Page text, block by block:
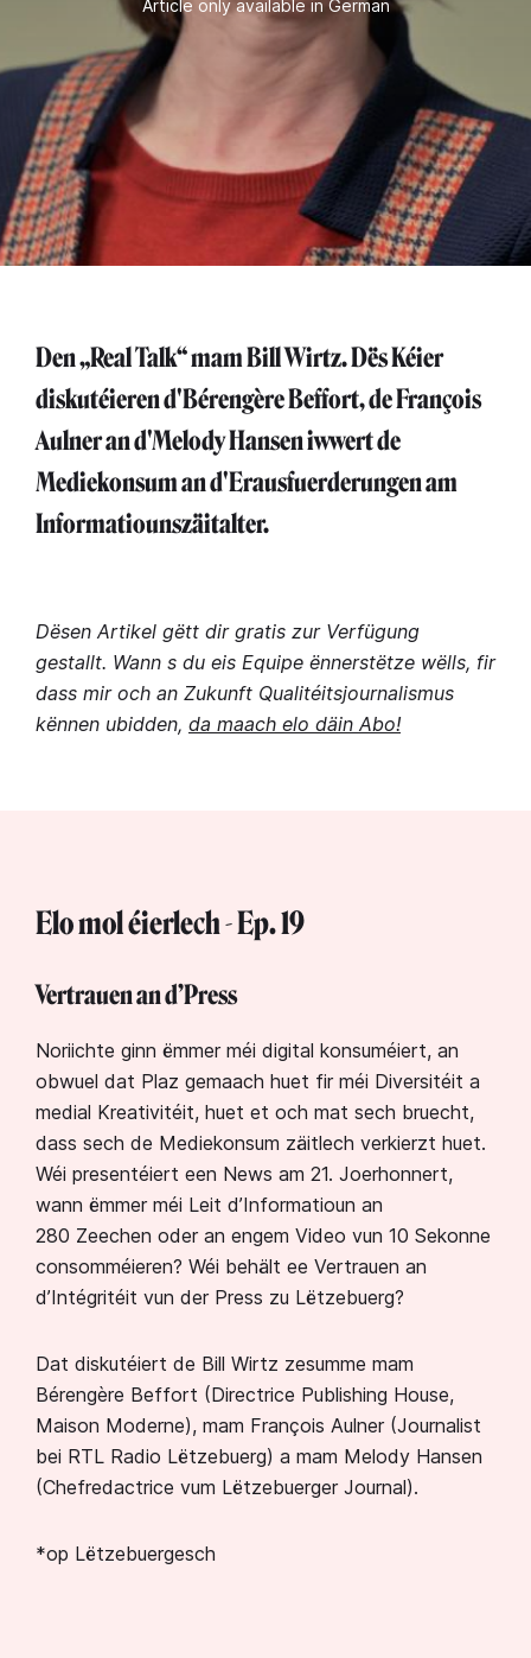
Article only available in German
Den „Real Talk“ mam Bill Wirtz. Dës Kéier
diskutéieren d'Bérengère Beffort, de François
Aulner an d'Melody Hansen iwwert de
Mediekonsum an d'Erausfuerderungen am
Informatiounszäitalter.
Dësen Artikel gëtt dir gratis zur Verfügung
gestallt. Wann s du eis Equipe ënnerstëtze wëlls, fir
dass mir och an Zukunft Qualitéitsjournalismus
kënnen ubidden, da maach elo däin Abo!
Elo mol éierlech - Ep. 19
Vertrauen an d’Press
Noriichte ginn ëmmer méi digital konsuméiert, an
obwuel dat Plaz gemaach huet fir méi Diversitéit a
medial Kreativitéit, huet et och mat sech bruecht,
dass sech de Mediekonsum zäitlech verkierzt huet.
Wéi presentéiert een News am 21. Joerhonnert,
wann ëmmer méi Leit d’Informatioun an
280 Zeechen oder an engem Video vun 10 Sekonne
consomméieren? Wéi behält ee Vertrauen an
d’Intégritéit vun der Press zu Lëtzebuerg?
Dat diskutéiert de Bill Wirtz zesumme mam
Bérengère Beffort (Directrice Publishing House,
Maison Moderne), mam François Aulner (Journalist
bei RTL Radio Lëtzebuerg) a mam Melody Hansen
(Chefredactrice vum Lëtzebuerger Journal).
*op Lëtzebuergesch